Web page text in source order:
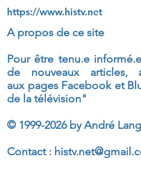
https://www.histv.net
A propos de ce site
Pour être tenu.e
de nouveaux articles,
aux pages Facebook et
de la télévision"
© 1999-2026by André
Contact :